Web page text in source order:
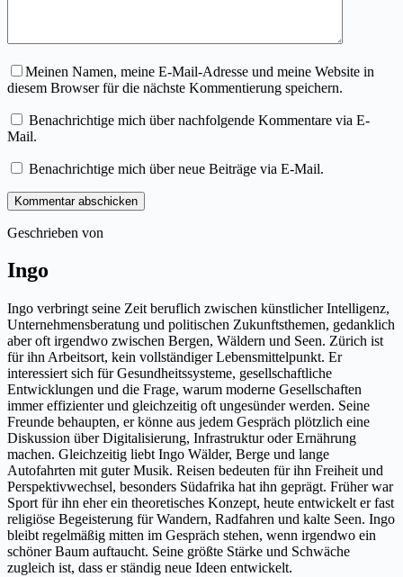
Meinen Namen, meine E-Mail-Adresse und meine Website in
diesem Browser für die nächste Kommentierung speichern.
Benachrichtige mich über nachfolgende Kommentare via E-
Mail.
Benachrichtige mich über neue Beiträge via E-Mail.
Kommentar abschicken
Geschrieben von
Ingo
Ingo verbringt seine Zeit beruflich zwischen künstlicher Intelligenz,
Unternehmensberatung und politischen Zukunftsthemen, gedanklich
aber oft irgendwo zwischen Bergen, Wäldern und Seen. Zürich ist
für ihn Arbeitsort, kein vollständiger Lebensmittelpunkt. Er
interessiert sich für Gesundheitssysteme, gesellschaftliche
Entwicklungen und die Frage, warum moderne Gesellschaften
immer effizienter und gleichzeitig oft ungesünder werden. Seine
Freunde behaupten, er könne aus jedem Gespräch plötzlich eine
Diskussion über Digitalisierung, Infrastruktur oder Ernährung
machen. Gleichzeitig liebt Ingo Wälder, Berge und lange
Autofahrten mit guter Musik. Reisen bedeuten für ihn Freiheit und
Perspektivwechsel, besonders Südafrika hat ihn geprägt. Früher war
Sport für ihn eher ein theoretisches Konzept, heute entwickelt er fast
religiöse Begeisterung für Wandern, Radfahren und kalte Seen. Ingo
bleibt regelmäßig mitten im Gespräch stehen, wenn irgendwo ein
schöner Baum auftaucht. Seine größte Stärke und Schwäche
zugleich ist, dass er ständig neue Ideen entwickelt.